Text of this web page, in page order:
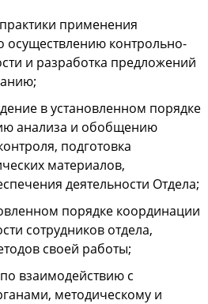
применения
осуществлению контрольно-
и разработка предложений
в установленном порядке
анализа и обобщению
подготовка
материалов,
деятельности Отдела;
порядке координации
сотрудников отдела,
своей работы;
взаимодействию с
методическому и